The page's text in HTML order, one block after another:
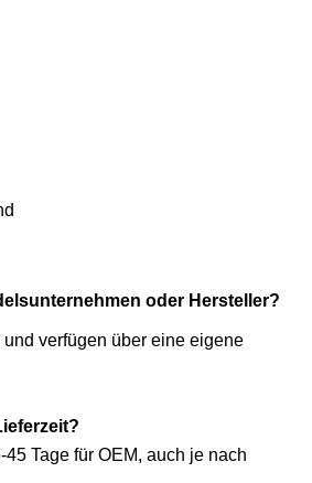
oder Hersteller?
verfügen über eine eigene
Tage für OEM, auch je nach